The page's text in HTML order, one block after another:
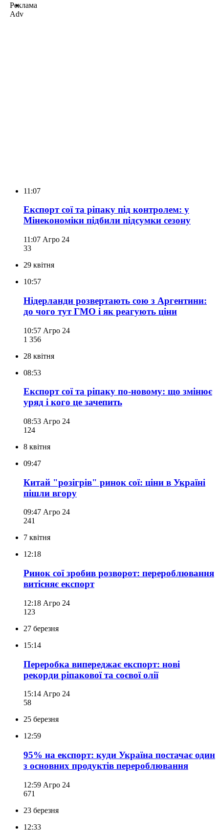
Реклама
Adv
11:07
Експорт сої та ріпаку під контролем: у
Мінекономіки підбили підсумки сезону
11:07 Агро 24
33
29 квітня
10:57
Нідерланди розвертають сою з Аргентини:
до чого тут ГМО і як реагують ціни
10:57 Агро 24
1 356
28 квітня
08:53
Експорт сої та ріпаку по-новому: що змінює
уряд і кого це зачепить
08:53 Агро 24
124
8 квітня
09:47
Китай "розігрів" ринок сої: ціни в Україні
пішли вгору
09:47 Агро 24
241
7 квітня
12:18
Ринок сої зробив розворот: перероблювання
витісняє експорт
12:18 Агро 24
123
27 березня
15:14
Переробка випереджає експорт: нові
рекорди ріпакової та соєвої олії
15:14 Агро 24
58
25 березня
12:59
95% на експорт: куди Україна постачає один
з основних продуктів перероблювання
12:59 Агро 24
671
23 березня
12:33